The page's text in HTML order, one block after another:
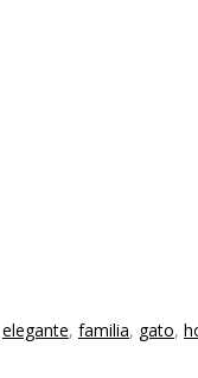
elegante, familia, gato,